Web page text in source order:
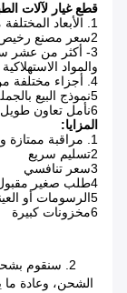
قطع غيار لآلات
1. الأبعاد المختلفة متاحة
2سعر مصنع رخيص مع جودة عالية
3- أكثر من عشر
والمواد
4. أجزاء مختلفة من التصميم متاحة
5نموذج البيع بالجملة والتجزئة
6نأمل تعاون طويل الأجل مع عملائنا
المزايا:
1. مراقبة ممتازة وعالية الجودة
2تسليم سريع
3سعر تنافسي
4طلب صغير مقبول
5الرسومات أو العينات المقبولة
6مخزونات كبيرة